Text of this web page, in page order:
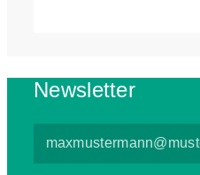
Newsletter